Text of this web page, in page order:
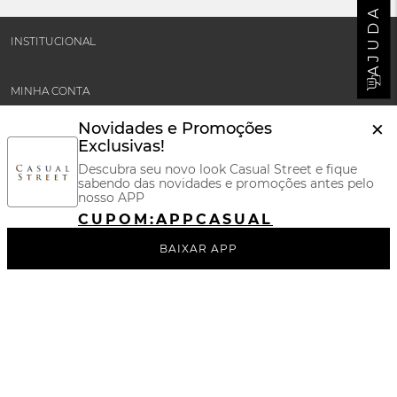
AJUDA
×
Novidades e Promoções
Exclusivas!
Descubra seu novo look Casual Street e fique
sabendo das novidades e promoções antes pelo
nosso APP
CUPOM:APPCASUAL
BAIXAR APP
INSTITUCIONAL
MINHA CONTA
SUPORTE E POLÍTICAS
CERTIFICADOS